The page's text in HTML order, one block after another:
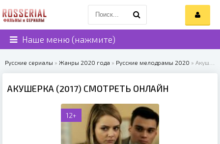
Наше меню (нажмите)
Русские сериалы » Жанры 2020 года » Русские мелодрамы 2020 » Акушерка (2017)
АКУШЕРКА (2017) СМОТРЕТЬ ОНЛАЙН
12+